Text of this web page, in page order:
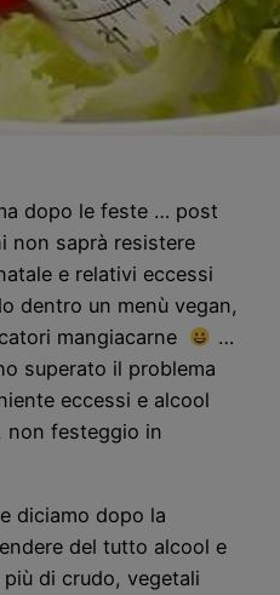
dopo le feste … post
non saprà resistere
e relativi eccessi
dentro un menù vegan,
mangiacarne
…
superato il problema
eccessi e alcool
non festeggio in
diciamo dopo la
del tutto alcool e
più di crudo, vegetali